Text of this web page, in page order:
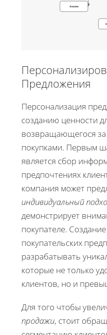
Анализ
Предложения
Персонализация
созданию ценности
возвращающегося
покупками. Первым
является сбор
предпочтениях
компания может
индивидуальный
демонстрирует
покупателе.
покупательских
разрабатывать
которые не только
клиентов, но и
Для того чтобы
продажи, стоит